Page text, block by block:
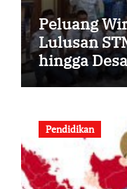
Peluang
Lulusan
hingga
Pendidikan